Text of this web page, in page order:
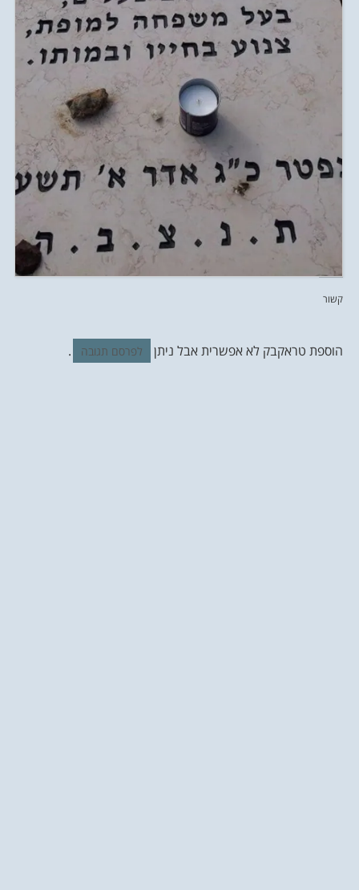
קשור
הוספת טראקבק לא אפשרית אבל ניתן לפרסם תגובה .